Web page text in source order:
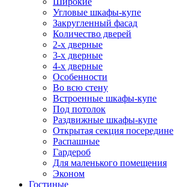
Угловые шкафы-купе
Закругленный фасад
Количество дверей
2-х дверные
3-х дверные
4-х дверные
Особенности
Во всю стену
Встроенные шкафы-купе
Под потолок
Раздвижные шкафы-купе
Открытая секция посередине
Распашные
Гардероб
Для маленького помещения
Эконом
Гостиные